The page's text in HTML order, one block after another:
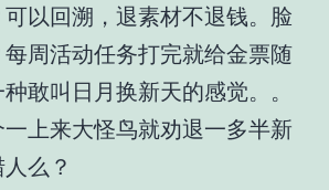
以回溯，退素材不退钱。脸
周活动任务打完就给金票随
敢叫日月换新天的感觉。。
上来大怪鸟就劝退一多半新
么？